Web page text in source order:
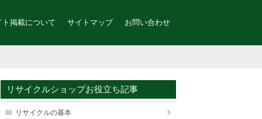
ト掲載について サイトマップ お問い合わせ
リサイクルショップお役立ち記事
リサイクルの基本